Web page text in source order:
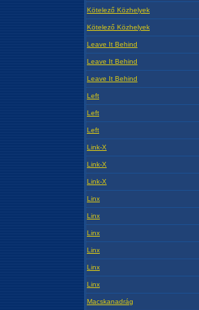
Kötelező Közhelyek
Kötelező Közhelyek
Leave It Behind
Leave It Behind
Leave It Behind
Left
Left
Left
Link-X
Link-X
Link-X
Linx
Linx
Linx
Linx
Linx
Linx
Macskanadrág